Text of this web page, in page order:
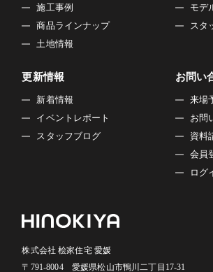
施工事例
商品ラインナップ
土地情報
モデ
スタ
更新情報
新着情報
イベントレポート
スタッフブログ
お問い
来場
お問
資料
会員
ログ
株式会社 桧家住宅 愛媛
〒791-8004 愛媛県松山市鴨川二丁目17-31